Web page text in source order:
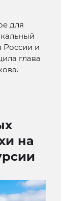
для
России и
глава
на